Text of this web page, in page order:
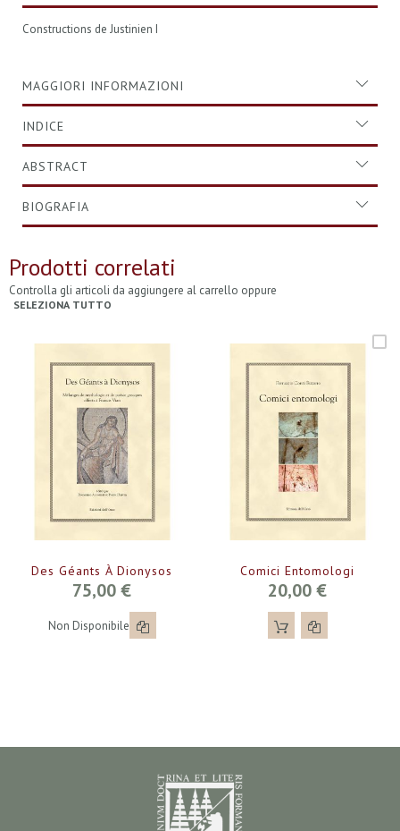
Constructions de Justinien I
MAGGIORI INFORMAZIONI
INDICE
ABSTRACT
BIOGRAFIA
Prodotti correlati
Controlla gli articoli da aggiungere al carrello oppure
SELEZIONA TUTTO
Des Géants À Dionysos
75,00 €
Non Disponibile
Comici Entomologi
20,00 €